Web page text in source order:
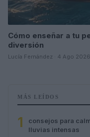
Cómo enseñar a tu
diversión
Lucía Fernández · 4 Ago 2026
MÁS LEÍDOS
1
consejos para
lluvias intensas